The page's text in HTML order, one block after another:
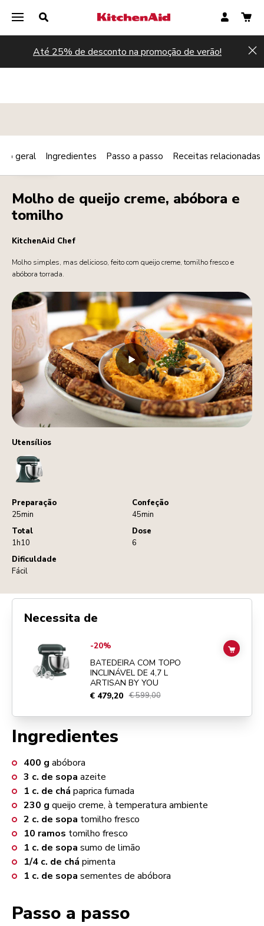
Até 25% de desconto na promoção de verão!
Utensílios
StandMixer
Preparação
25min
Confeção
45min
Total
1h10
Dose
6
Dificuldade
Fácil
MOLHOS Print
Molho de queijo creme, abóbora e
tomilho
KitchenAid Chef
Molho simples, mas delicioso, feito com queijo creme, tomilho fresco e
abóbora torrada.
geral Ingredientes Passo a passo Receitas relacionadas
Ingredientes
400 g abóbora
3 c. de sopa azeite
1 c. de chá paprica fumada
230 g queijo creme, à temperatura ambiente
2 c. de sopa tomilho fresco
10 ramos tomilho fresco
1 c. de sopa sumo de limão
1/4 c. de chá pimenta
1 c. de sopa sementes de abóbora
Passo a passo
Necessita de
Go toBATEDEIRA COM TOPO INCLINÁVEL DE 4,7 L ARTISAN BY
-20%
BATEDEIRA COM TOPO
INCLINÁVEL DE 4,7 L
ARTISAN BY YOU
€ 479,20 € 599,00
ADD